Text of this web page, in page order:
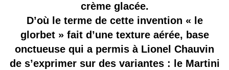
crème glacée.
D’où le terme de cette invention « le
glorbet » fait d’une texture aérée, base
onctueuse qui a permis à Lionel Chauvin
de s’exprimer sur des variantes : le Martini